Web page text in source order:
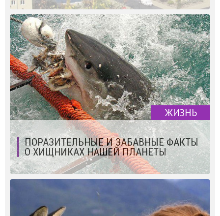
ЖИЗНЬ
ПОРАЗИТЕЛЬНЫЕ И ЗАБАВНЫЕ ФАКТЫ
О ХИЩНИКАХ НАШЕЙ ПЛАНЕТЫ